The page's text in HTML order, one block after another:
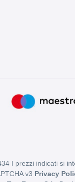
I prezzi indicati si
v3 Privacy